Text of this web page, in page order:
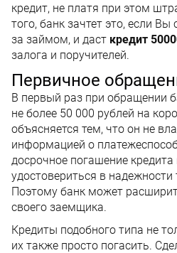
кредит, не платя при этом
того, банк зачтет это, если
за займом, и даст кредит
залога и поручителей.
Первичное
В первый раз при обращении
не более 50 000 рублей на
объясняется тем, что он не
информацией о
досрочное погашение
удостовериться в надежности
Поэтому банк может
своего заемщика.
Кредиты подобного типа не
их также просто погасить.